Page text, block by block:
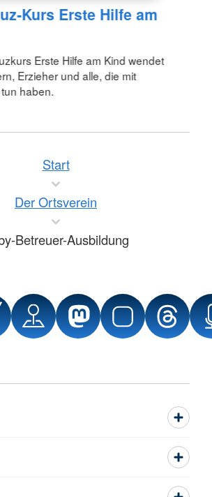
Kurs Erste Hilfe am
Erste Hilfe am Kind wendet
Erzieher und alle, die mit
haben.
Start
Der Ortsverein
Betreuer-Ausbildung